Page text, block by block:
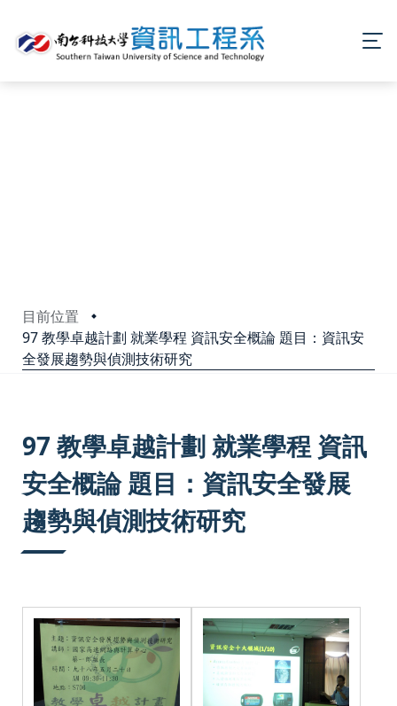
目前位置
97 教學卓越計劃 就業學程 資訊安全概論 題目：資訊安
全發展趨勢與偵測技術研究
97 教學卓越計劃 就業學程 資訊
安全概論 題目：資訊安全發展
趨勢與偵測技術研究